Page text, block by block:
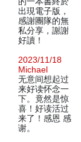
出現電子版，
感謝團隊的無
私分享，謝謝
好讀！
2023/11/18
Michael
无意间想起过
来好读怀念一
下。竟然是惊
喜！好读活过
来了！感恩 感
谢。